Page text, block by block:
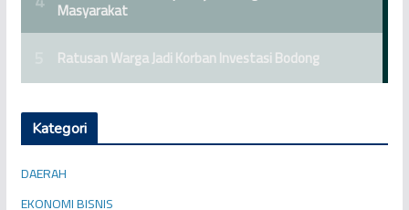
Kategori
DAERAH
EKONOMI BISNIS